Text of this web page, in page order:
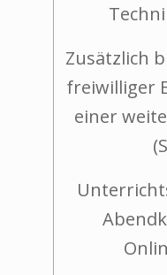
Zusätzlich
freiwilliger
einer